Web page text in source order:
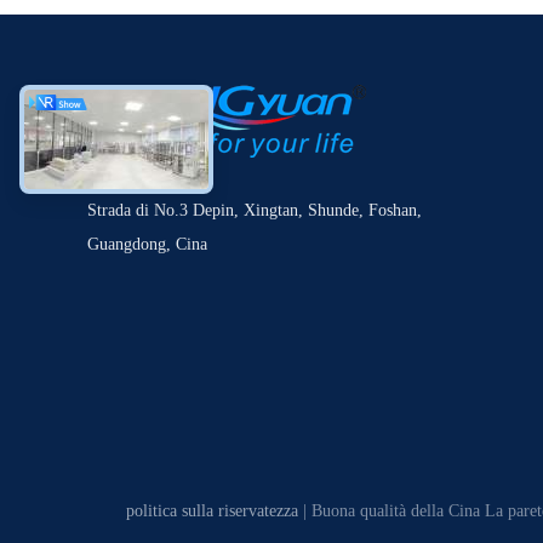
Strada di No.3 Depin, Xingtan, Shunde, Foshan,
Guangdong, Cina
politica sulla riservatezza | Buona qualità della Cina La